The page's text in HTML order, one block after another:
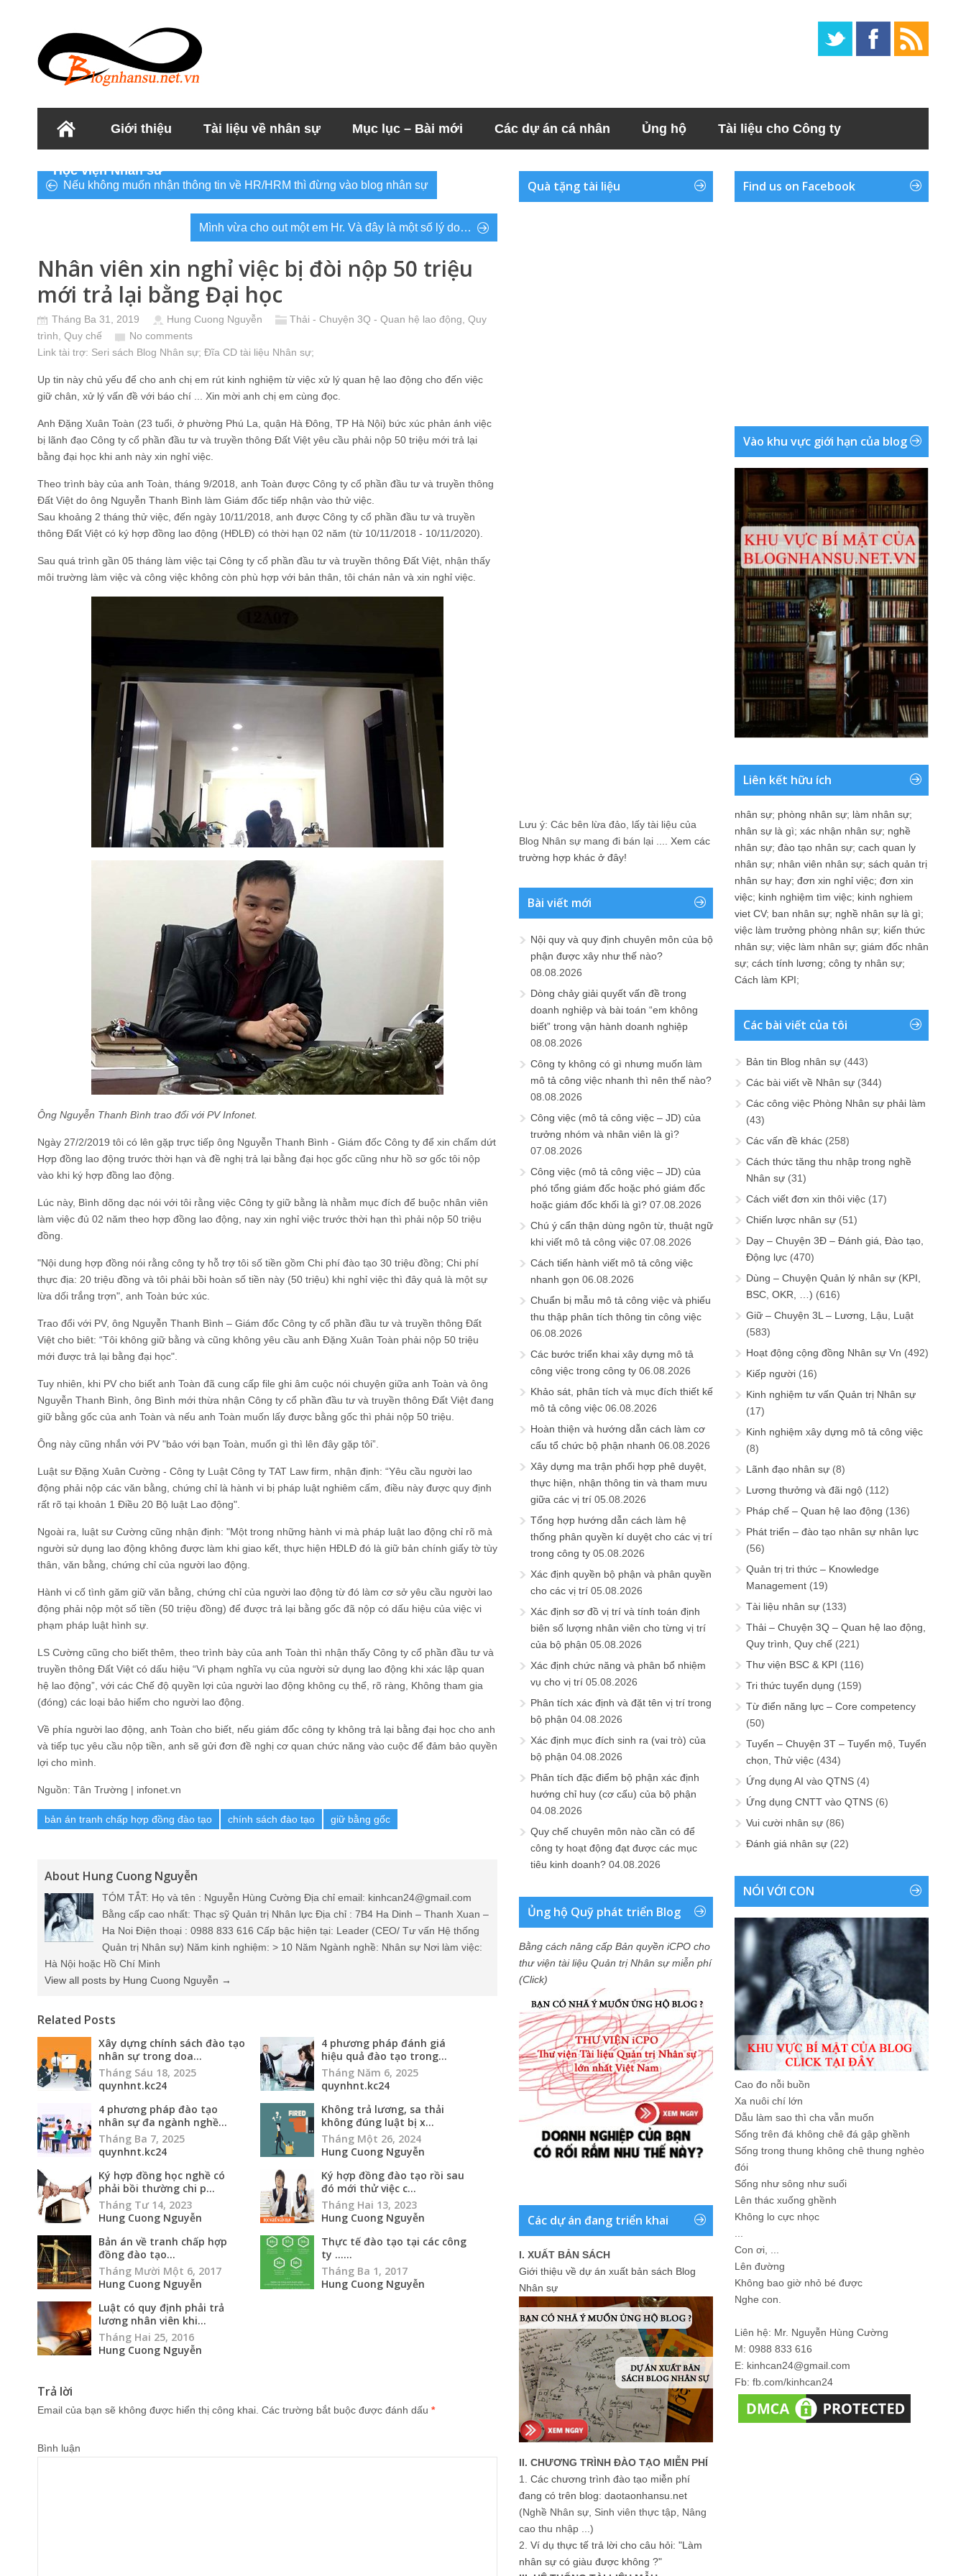
Giới thiệu Tài liệu về nhân sự Mục lục – Bài mới Các dự án cá nhân Ủng hộ Tài liệu cho Công ty
Học viện Nhân sư
Nếu không muốn nhận thông tin về HR/HRM thì đừng vào blog nhân sự
Mình vừa cho out một em Hr. Và đây là một số lý do…
Nhân viên xin nghỉ việc bị đòi nộp 50 triệu
mới trả lại bằng Đại học
Tháng Ba 31, 2019 Hung Cuong Nguyễn
Thải - Chuyện 3Q - Quan hệ lao động, Quy
trình, Quy chế
No comments
Link tài trợ: Seri sách Blog Nhân sự; Đĩa CD tài liệu Nhân sự;
Up tin này chủ yếu để cho anh chị em rút kinh nghiệm từ việc xử lý quan hệ lao động cho đến việc
giữ chân, xử lý vấn đề với báo chí ... Xin mời anh chị em cùng đọc.
Anh Đặng Xuân Toàn (23 tuổi, ở phường Phú La, quận Hà Đông, TP Hà Nội) bức xúc phản ánh việc
bị lãnh đạo Công ty cổ phần đầu tư và truyền thông Đất Việt yêu cầu phải nộp 50 triệu mới trả lại
bằng đại học khi anh này xin nghỉ việc.
Theo trình bày của anh Toàn, tháng 9/2018, anh Toàn được Công ty cổ phần đầu tư và truyền thông
Đất Việt do ông Nguyễn Thanh Bình làm Giám đốc tiếp nhận vào thử việc.
Sau khoảng 2 tháng thử việc, đến ngày 10/11/2018, anh được Công ty cổ phần đầu tư và truyền
thông Đất Việt có ký hợp đồng lao động (HĐLĐ) có thời hạn 02 năm (từ 10/11/2018 - 10/11/2020).
Sau quá trình gần 05 tháng làm việc tại Công ty cổ phần đầu tư và truyền thông Đất Việt, nhận thấy
môi trường làm việc và công việc không còn phù hợp với bản thân, tôi chán nản và xin nghỉ việc.
Ông Nguyễn Thanh Bình trao đổi với PV Infonet.
Ngày 27/2/2019 tôi có lên gặp trực tiếp ông Nguyễn Thanh Bình - Giám đốc Công ty để xin chấm dứt
Hợp đồng lao động trước thời hạn và đề nghị trả lại bằng đại học gốc cũng như hồ sơ gốc tôi nộp
vào khi ký hợp đồng lao động.
Lúc này, Bình dõng dạc nói với tôi rằng việc Công ty giữ bằng là nhằm mục đích để buộc nhân viên
làm việc đủ 02 năm theo hợp đồng lao động, nay xin nghỉ việc trước thời hạn thì phải nộp 50 triệu
đồng.
"Nội dung hợp đồng nói rằng công ty hỗ trợ tôi số tiền gồm Chi phí đào tạo 30 triệu đồng; Chi phí
thực địa: 20 triệu đồng và tôi phải bồi hoàn số tiền này (50 triệu) khi nghỉ việc thì đây quả là một sự
lừa dối trắng trợn", anh Toàn bức xúc.
Trao đổi với PV, ông Nguyễn Thanh Bình – Giám đốc Công ty cổ phần đầu tư và truyền thông Đất
Việt cho biêt: “Tôi không giữ bằng và cũng không yêu cầu anh Đặng Xuân Toàn phải nộp 50 triệu
mới được trả lại bằng đại học".
Tuy nhiên, khi PV cho biết anh Toàn đã cung cấp file ghi âm cuộc nói chuyện giữa anh Toàn và ông
Nguyễn Thanh Bình, ông Bình mới thừa nhận Công ty cổ phần đầu tư và truyền thông Đất Việt đang
giữ bằng gốc của anh Toàn và nếu anh Toàn muốn lấy được bằng gốc thì phải nộp 50 triệu.
Ông này cũng nhắn với PV "bảo với bạn Toàn, muốn gì thì lên đây gặp tôi”.
Luật sư Đặng Xuân Cường - Công ty Luật Công ty TAT Law firm, nhận định: “Yêu cầu người lao
động phải nộp các văn bằng, chứng chỉ là hành vi bị pháp luật nghiêm cấm, điều này được quy định
rất rõ tại khoản 1 Điều 20 Bộ luật Lao động".
Ngoài ra, luật sư Cường cũng nhận định: "Một trong những hành vi mà pháp luật lao động chỉ rõ mà
người sử dụng lao động không được làm khi giao kết, thực hiện HĐLĐ đó là giữ bản chính giấy tờ tùy
thân, văn bằng, chứng chỉ của người lao động.
Hành vi cố tình găm giữ văn bằng, chứng chỉ của người lao động từ đó làm cơ sở yêu cầu người lao
động phải nộp một số tiền (50 triệu đồng) để được trả lại bằng gốc đã nộp có dấu hiệu của việc vi
phạm pháp luật hình sự.
LS Cường cũng cho biết thêm, theo trình bày của anh Toàn thì nhận thấy Công ty cổ phần đầu tư và
truyền thông Đất Việt có dấu hiệu “Vi phạm nghĩa vụ của người sử dụng lao động khi xác lập quan
hệ lao động”, với các Chế độ quyền lợi của người lao động không cụ thể, rõ ràng, Không tham gia
(đóng) các loại bảo hiểm cho người lao động.
Về phía người lao động, anh Toàn cho biết, nếu giám đốc công ty không trả lại bằng đại học cho anh
và tiếp tục yêu cầu nộp tiền, anh sẽ gửi đơn đề nghị cơ quan chức năng vào cuộc để đảm bảo quyền
lợi cho mình.
Nguồn: Tân Trường | infonet.vn
bản án tranh chấp hợp đồng đào tạo chính sách đào tạo giữ bằng gốc
About Hung Cuong Nguyễn
TÓM TẮT: Họ và tên : Nguyễn Hùng Cường Địa chỉ email: kinhcan24@gmail.com
Bằng cấp cao nhất: Thạc sỹ Quản trị Nhân lực Địa chỉ : 7B4 Ha Dinh – Thanh Xuan –
Ha Noi Điện thoại : 0988 833 616 Cấp bậc hiện tại: Leader (CEO/ Tư vấn Hệ thống
Quản trị Nhân sự) Năm kinh nghiệm: > 10 Năm Ngành nghề: Nhân sự Nơi làm việc:
Hà Nội hoặc Hồ Chí Minh
View all posts by Hung Cuong Nguyễn →
Related Posts
Xây dựng chính sách đào tạo
nhân sự trong doa...
Tháng Sáu 18, 2025
quynhnt.kc24
4 phương pháp đánh giá
hiệu quả đào tạo trong...
Tháng Năm 6, 2025
quynhnt.kc24
4 phương pháp đào tạo
nhân sự đa ngành nghề...
Tháng Ba 7, 2025
quynhnt.kc24
Không trả lương, sa thải
không đúng luật bị x...
Tháng Một 26, 2024
Hung Cuong Nguyễn
Ký hợp đồng học nghề có
phải bồi thường chi p...
Tháng Tư 14, 2023
Hung Cuong Nguyễn
Ký hợp đồng đào tạo rồi sau
đó mới thử việc c...
Tháng Hai 13, 2023
Hung Cuong Nguyễn
Bản án về tranh chấp hợp
đồng đào tạo...
Tháng Mười Một 6, 2017
Hung Cuong Nguyễn
Thực tế đào tạo tại các công
ty …...
Tháng Ba 1, 2017
Hung Cuong Nguyễn
Luật có quy định phải trả
lương nhân viên khi...
Tháng Hai 25, 2016
Hung Cuong Nguyễn
Trả lời
Email của bạn sẽ không được hiển thị công khai. Các trường bắt buộc được đánh dấu *
Bình luận
Quà tặng tài liệu
Lưu ý: Các bên lừa đảo, lấy tài liệu của
Blog Nhân sự mang đi bán lại .... Xem các
trường hợp khác ở đây!
Bài viết mới
Nội quy và quy định chuyên môn của bộ
phận được xây như thế nào?
08.08.2026
Dòng chảy giải quyết vấn đề trong
doanh nghiệp và bài toán “em không
biết” trong vận hành doanh nghiệp
08.08.2026
Công ty không có gì nhưng muốn làm
mô tả công việc nhanh thì nên thế nào?
08.08.2026
Công việc (mô tả công việc – JD) của
trưởng nhóm và nhân viên là gì?
07.08.2026
Công việc (mô tả công việc – JD) của
phó tổng giám đốc hoặc phó giám đốc
hoặc giám đốc khối là gì? 07.08.2026
Chú ý cẩn thận dùng ngôn từ, thuật ngữ
khi viết mô tả công việc 07.08.2026
Cách tiến hành viết mô tả công việc
nhanh gọn 06.08.2026
Chuẩn bị mẫu mô tả công việc và phiếu
thu thập phân tích thông tin công việc
06.08.2026
Các bước triển khai xây dựng mô tả
công việc trong công ty 06.08.2026
Khảo sát, phân tích và mục đích thiết kế
mô tả công việc 06.08.2026
Hoàn thiện và hướng dẫn cách làm cơ
cấu tổ chức bộ phận nhanh 06.08.2026
Xây dựng ma trận phối hợp phê duyệt,
thực hiện, nhận thông tin và tham mưu
giữa các vị trí 05.08.2026
Tổng hợp hướng dẫn cách làm hệ
thống phân quyền kí duyệt cho các vị trí
trong công ty 05.08.2026
Xác định quyền bộ phận và phân quyền
cho các vị trí 05.08.2026
Xác định sơ đồ vị trí và tính toán định
biên số lượng nhân viên cho từng vị trí
của bộ phận 05.08.2026
Xác định chức năng và phân bổ nhiệm
vụ cho vị trí 05.08.2026
Phân tích xác định và đặt tên vị trí trong
bộ phận 04.08.2026
Xác định mục đích sinh ra (vai trò) của
bộ phận 04.08.2026
Phân tích đặc điểm bộ phận xác định
hướng chỉ huy (cơ cấu) của bộ phận
04.08.2026
Quy chế chuyên môn nào cần có để
công ty hoạt động đạt được các mục
tiêu kinh doanh? 04.08.2026
Ủng hộ Quỹ phát triển Blog
Bằng cách nâng cấp Bản quyền iCPO cho
thư viện tài liệu Quản trị Nhân sự miễn phí
(Click)
Các dự án đang triển khai
I. XUẤT BẢN SÁCH
Giới thiệu về dự án xuất bản sách Blog
Nhân sự
II. CHƯƠNG TRÌNH ĐÀO TẠO MIỄN PHÍ
1. Các chương trình đào tạo miễn phí
đang có trên blog: daotaonhansu.net
(Nghề Nhân sự, Sinh viên thực tập, Nâng
cao thu nhập ...)
2. Ví dụ thực tế trả lời cho câu hỏi: "Làm
nhân sự có giàu được không ?"
Find us on Facebook
Vào khu vực giới hạn của blog
Liên kết hữu ích
nhân sự; phòng nhân sự; làm nhân sự;
nhân sự là gì; xác nhận nhân sự; nghề
nhân sự; đào tạo nhân sự; cach quan ly
nhân sự; nhân viên nhân sự; sách quản trị
nhân sự hay; đơn xin nghỉ việc; đơn xin
việc; kinh nghiệm tìm việc; kinh nghiem
viet CV; ban nhân sự; nghề nhân sự là gì;
việc làm trưởng phòng nhân sự; kiến thức
nhân sự; việc làm nhân sự; giám đốc nhân
sự; cách tính lương; công ty nhân sự;
Cách làm KPI;
Các bài viết của tôi
Bản tin Blog nhân sự (443)
Các bài viết về Nhân sự (344)
Các công việc Phòng Nhân sự phải làm
(43)
Các vấn đề khác (258)
Cách thức tăng thu nhập trong nghề
Nhân sự (31)
Cách viết đơn xin thôi việc (17)
Chiến lược nhân sự (51)
Dạy – Chuyện 3Đ – Đánh giá, Đào tạo,
Động lực (470)
Dùng – Chuyện Quản lý nhân sự (KPI,
BSC, OKR, …) (616)
Giữ – Chuyện 3L – Lương, Lậu, Luật
(583)
Hoạt động cộng đồng Nhân sự Vn (492)
Kiếp người (16)
Kinh nghiệm tư vấn Quản trị Nhân sự
(17)
Kinh nghiệm xây dựng mô tả công việc
(8)
Lãnh đạo nhân sự (8)
Lương thưởng và đãi ngộ (112)
Pháp chế – Quan hệ lao động (136)
Phát triển – đào tạo nhân sự nhân lực
(56)
Quản trị tri thức – Knowledge
Management (19)
Tài liệu nhân sự (133)
Thải – Chuyện 3Q – Quan hệ lao động,
Quy trình, Quy chế (221)
Thư viện BSC & KPI (116)
Tri thức tuyển dụng (159)
Từ điển năng lực – Core competency
(50)
Tuyển – Chuyện 3T – Tuyển mộ, Tuyển
chọn, Thử việc (434)
Ứng dụng AI vào QTNS (4)
Ứng dụng CNTT vào QTNS (6)
Vui cười nhân sự (86)
Đánh giá nhân sự (22)
NÓI VỚI CON
Cao đo nỗi buồn
Xa nuôi chí lớn
Dẫu làm sao thì cha vẫn muốn
Sống trên đá không chê đá gập ghềnh
Sống trong thung không chê thung nghèo
đói
Sống như sông như suối
Lên thác xuống ghềnh
Không lo cực nhọc
Con ơi, ...
Lên đường
Không bao giờ nhỏ bé được
Nghe con.
Liên hệ: Mr. Nguyễn Hùng Cường
M: 0988 833 616
E: kinhcan24@gmail.com
Fb: fb.com/kinhcan24